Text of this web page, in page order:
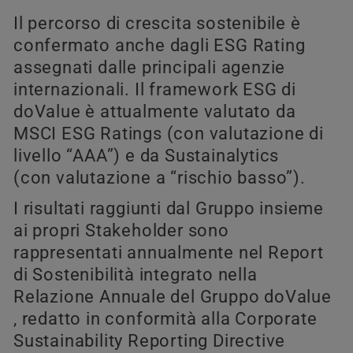
Il percorso di crescita sostenibile è
confermato anche dagli ESG Rating
assegnati dalle principali agenzie
internazionali. Il framework ESG di
doValue è attualmente valutato da
MSCI ESG Ratings (con valutazione di
livello “AAA”) e da Sustainalytics
(con valutazione a “rischio basso”).
I risultati raggiunti dal Gruppo insieme
ai propri Stakeholder sono
rappresentati annualmente nel Report
di Sostenibilità integrato nella
Relazione Annuale del Gruppo doValue
, redatto in conformità alla Corporate
Sustainability Reporting Directive